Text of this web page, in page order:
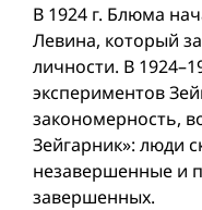
В 1924 г. Блюма
Левина, который
личности. В
экспериментов
закономерность,
Зейгарник»: люди
незавершенные и
завершенных.